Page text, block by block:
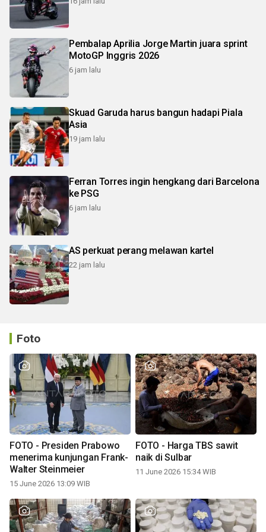
Pembalap Aprilia Jorge Martin juara sprint
MotoGP Inggris 2026
6 jam lalu
Skuad Garuda harus bangun hadapi Piala
Asia
19 jam lalu
Ferran Torres ingin hengkang dari Barcelona
ke PSG
6 jam lalu
AS perkuat perang melawan kartel
22 jam lalu
Foto
FOTO - Presiden Prabowo
menerima kunjungan Frank-
Walter Steinmeier
15 June 2026 13:09 WIB
FOTO - Harga TBS sawit
naik di Sulbar
11 June 2026 15:34 WIB